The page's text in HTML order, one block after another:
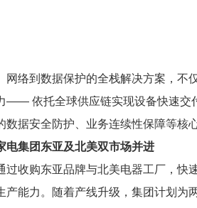
网络到数据保护的全栈解决方案，
—— 依托全球供应链实现设备快速交
数据安全防护、业务连续性保障等核
电集团东亚及北美双市场并进
过收购东亚品牌与北美电器工厂，快
产能力。随着产线升级，集团计划